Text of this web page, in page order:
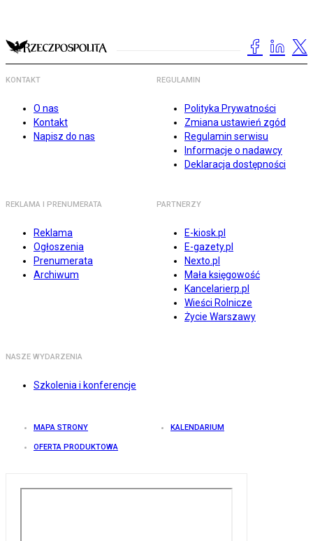
KONTAKT
O nas
Kontakt
Napisz do nas
REGULAMIN
Polityka Prywatności
Zmiana ustawień zgód
Regulamin serwisu
Informacje o nadawcy
Deklaracja dostępności
REKLAMA I PRENUMERATA
Reklama
Ogłoszenia
Prenumerata
Archiwum
PARTNERZY
E-kiosk.pl
E-gazety.pl
Nexto.pl
Mała księgowość
Kancelarierp.pl
Wieści Rolnicze
Życie Warszawy
NASZE WYDARZENIA
Szkolenia i konferencje
MAPA STRONY KALENDARIUM
OFERTA PRODUKTOWA